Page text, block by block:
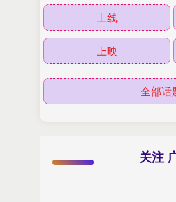
上线
上映
全部话
关注